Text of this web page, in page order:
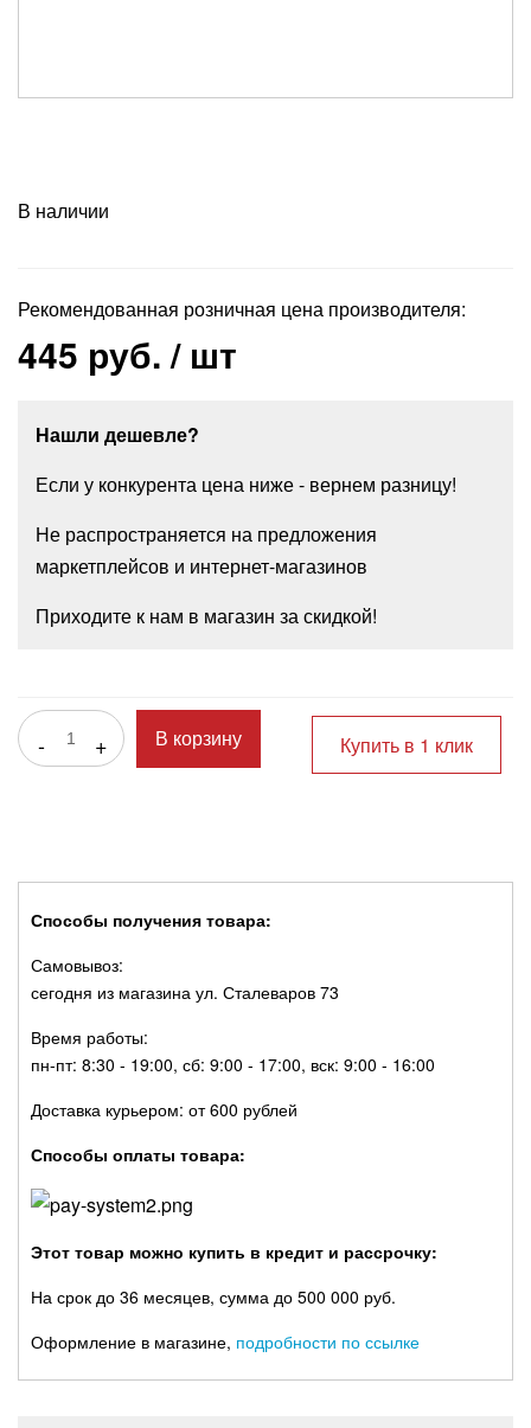
В наличии
Рекомендованная розничная цена производителя:
445 руб./ шт
Нашли дешевле?
Если у конкурента цена ниже - вернем разницу!
Не распространяется на предложения
маркетплейсов и интернет-магазинов
Приходите к нам в магазин за скидкой!
- + В корзину Купить в 1 клик
Способы получения товара:
Самовывоз:
сегодня из магазина ул. Сталеваров 73
Время работы:
пн-пт: 8:30 - 19:00, сб: 9:00 - 17:00, вск: 9:00 - 16:00
Доставка курьером: от 600 рублей
Способы оплаты товара:
Этот товар можно купить в кредит и рассрочку:
На срок до 36 месяцев, сумма до 500 000 руб.
Оформление в магазине, подробности по ссылке